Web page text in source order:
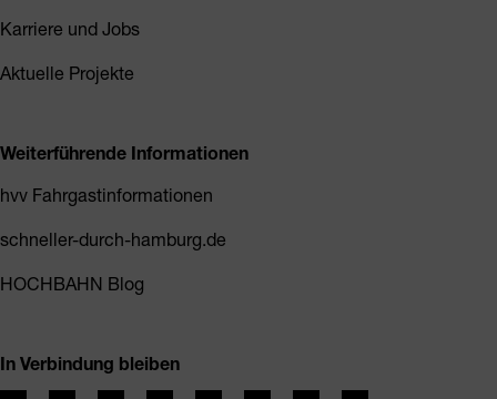
Karriere und Jobs
Aktuelle Projekte
Weiterführende Informationen
hvv Fahrgastinformationen
schneller-durch-hamburg.de
HOCHBAHN Blog
In Verbindung bleiben